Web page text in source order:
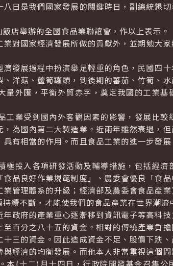
是我們國家發展的關鍵時日，副總統懇切
舉辦的全國食品業聯誼會，作以上表示。
國家經濟發展所做的貢獻外，並期勉大家
展過程中扮演舉足輕重的角色，民國四十
洋菇、蘆筍罐頭，到後期的蕃茄、竹筍、
量外匯，平衡外貿赤字，奠定我國的工業
業受到國內外客觀因素的影響，發展比較
為國內第二大製造業。近兩年雖然衰退，
有相當的作用。而且食品工業的進一步發
投入各項研發活動及輔導措施，包括經濟
品良好作業規範制度」、農委會優良「食
管理體系的升級；經濟部及農委會食品產
續不斷，才能使我們的食品產業在世界潮流
府的產業重心逐漸移到資訊電子等高科技
百分之八十五的資金。相對的傳統產業負
三的資金。因此造成資金不足、股價下跌
經濟的均衡發展。而他本人非常重視這個
本(十二)月十四日，行政院開發基金召集